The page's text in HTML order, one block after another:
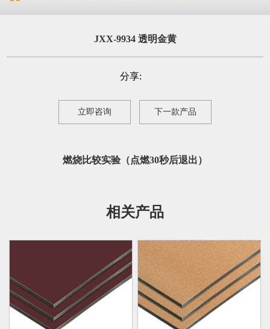
JXX-9934 透明金黄
分享:
立即咨询 下一款产品
燃烧比较实验（点燃30秒后退出）
相关产品